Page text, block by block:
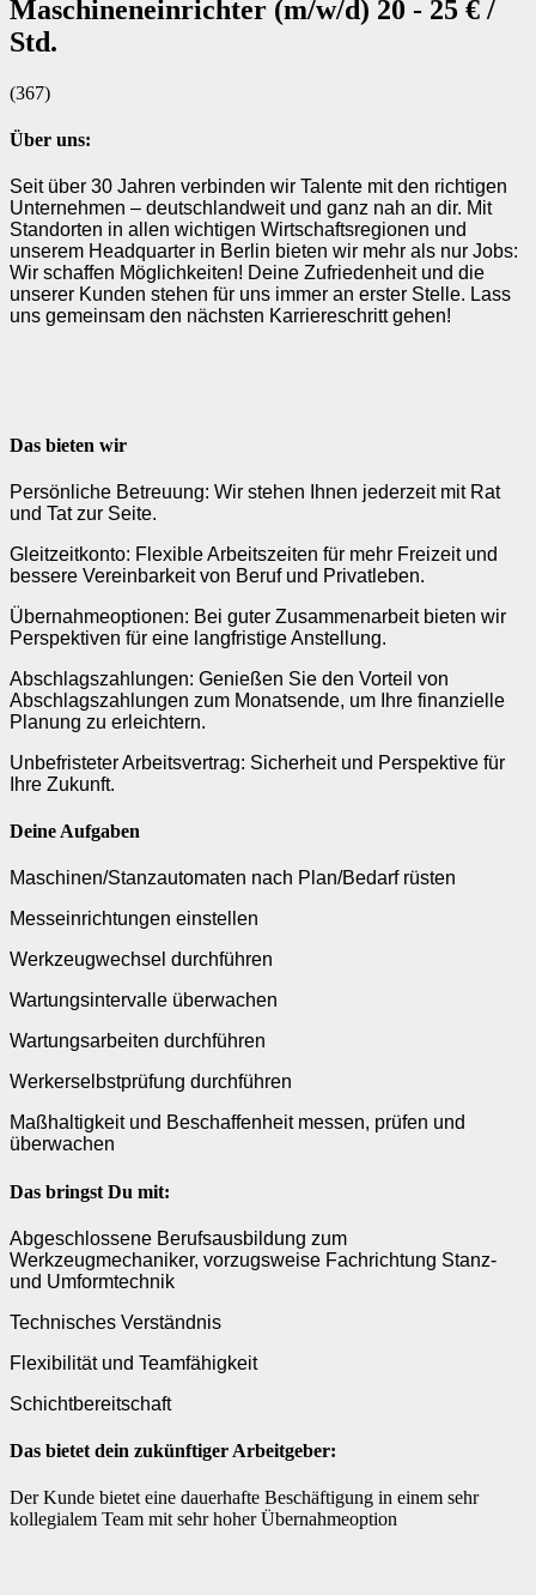
Master-Vendor-Management
Personalvermittlung [PV]
Maschineneinrichter (m/w/d) 20 - 25 € /
Std.
(367)
Über uns:
Seit über 30 Jahren verbinden wir Talente mit den richtigen
Unternehmen – deutschlandweit und ganz nah an dir. Mit
Standorten in allen wichtigen Wirtschaftsregionen und
unserem Headquarter in Berlin bieten wir mehr als nur Jobs:
Wir schaffen Möglichkeiten! Deine Zufriedenheit und die
unserer Kunden stehen für uns immer an erster Stelle. Lass
uns gemeinsam den nächsten Karriereschritt gehen!
Das bieten wir
Persönliche Betreuung: Wir stehen Ihnen jederzeit mit Rat
und Tat zur Seite.
Gleitzeitkonto: Flexible Arbeitszeiten für mehr Freizeit und
bessere Vereinbarkeit von Beruf und Privatleben.
Übernahmeoptionen: Bei guter Zusammenarbeit bieten wir
Perspektiven für eine langfristige Anstellung.
Abschlagszahlungen: Genießen Sie den Vorteil von
Abschlagszahlungen zum Monatsende, um Ihre finanzielle
Planung zu erleichtern.
Unbefristeter Arbeitsvertrag: Sicherheit und Perspektive für
Ihre Zukunft.
Deine Aufgaben
Maschinen/Stanzautomaten nach Plan/Bedarf rüsten
Messeinrichtungen einstellen
Werkzeugwechsel durchführen
Wartungsintervalle überwachen
Wartungsarbeiten durchführen
Werkerselbstprüfung durchführen
Maßhaltigkeit und Beschaffenheit messen, prüfen und
überwachen
Das bringst Du mit:
Abgeschlossene Berufsausbildung zum
Werkzeugmechaniker, vorzugsweise Fachrichtung Stanz-
und Umformtechnik
Technisches Verständnis
Flexibilität und Teamfähigkeit
Schichtbereitschaft
Das bietet dein zukünftiger Arbeitgeber:
Der Kunde bietet eine dauerhafte Beschäftigung in einem sehr
kollegialem Team mit sehr hoher Übernahmeoption